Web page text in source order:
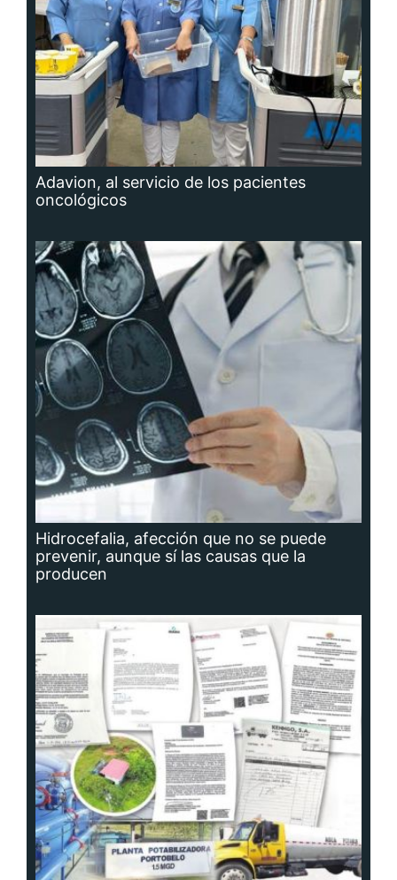
Adavion, al servicio de los pacientes
oncológicos
Hidrocefalia, afección que no se puede
prevenir, aunque sí las causas que la
producen